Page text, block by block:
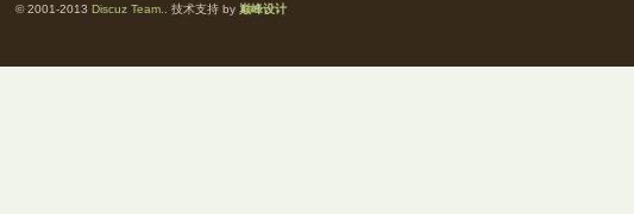
© 2001-2013Discuz Team. . 技术支持 by巅峰设计